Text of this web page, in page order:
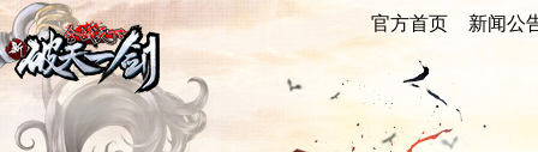
官方首页 新闻公
官方首页 新闻公